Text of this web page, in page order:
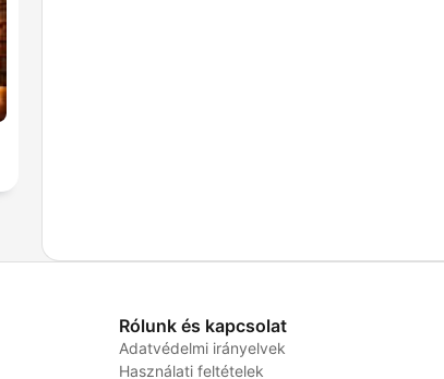
Rólunk és kapcsolat
Adatvédelmi irányelvek
Használati feltételek